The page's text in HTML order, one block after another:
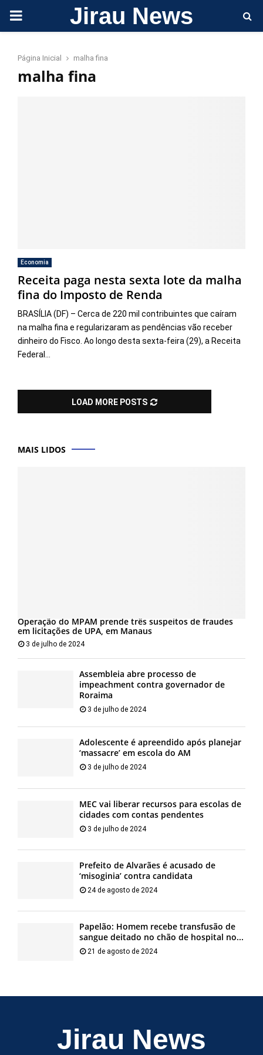
PRIMARY Jirau News
Página Inicial malha fina
malha fina
Economia
Receita paga nesta sexta lote da malha
fina do Imposto de Renda
BRASÍLIA (DF) – Cerca de 220 mil contribuintes que caíram
na malha fina e regularizaram as pendências vão receber
dinheiro do Fisco. Ao longo desta sexta-feira (29), a Receita
Federal...
LOAD MORE POSTS
MAIS LIDOS
Operação do MPAM prende três suspeitos de fraudes
em licitações de UPA, em Manaus
3 de julho de 2024
Assembleia abre processo de
impeachment contra governador de
Roraima
3 de julho de 2024
Adolescente é apreendido após planejar
‘massacre’ em escola do AM
3 de julho de 2024
MEC vai liberar recursos para escolas de
cidades com contas pendentes
3 de julho de 2024
Prefeito de Alvarães é acusado de
‘misoginia’ contra candidata
24 de agosto de 2024
Papelão: Homem recebe transfusão de
sangue deitado no chão de hospital no...
21 de agosto de 2024
Jirau News